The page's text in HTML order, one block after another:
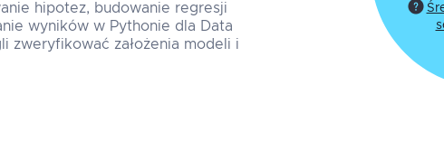
hipotez, budowanie regresji
wyników w Pythonie dla Data
zweryfikować założenia modeli i